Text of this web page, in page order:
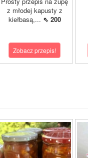
z młodej kapusty z
kiełbasą,... ⇖ 200
Zobacz przepis!